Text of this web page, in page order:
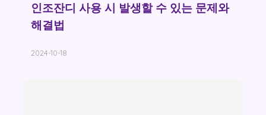
인조잔디 사용 시 발생할 수 있는 문제와
해결법
2024-10-18